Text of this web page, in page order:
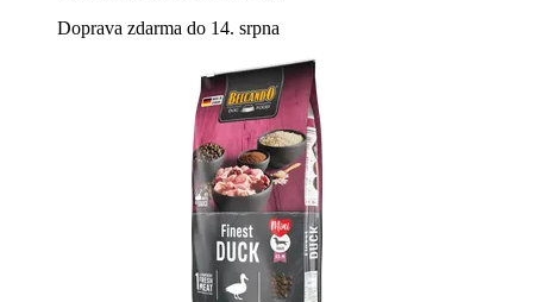
Doprava zdarma do 14. srpna